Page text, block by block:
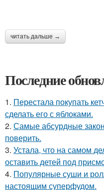
читать дальше →
Последние
1. Перестала покупать
сделать его с яблоками.
2. Самые абсурдные
поверить.
3. Устала, что на самом
оставить детей под
4. Популярные суши и
настоящим суперфудом.